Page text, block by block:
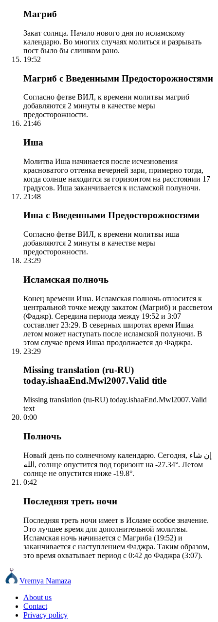
Магриб
Закат солнца. Начало нового дня по исламскому
календарю. Во многих случаях молиться и разрывать
пост было бы слишком рано.
19:52
Магриб с Введенными Предосторожностями
Согласно фетве ВИЛ, к времени молитвы магриб
добавляются 2 минуты в качестве меры
предосторожности.
21:46
Иша
Молитва Иша начинается после исчезновения
красноватого оттенка вечерней зари, примерно тогда,
когда солнце находится за горизонтом на расстоянии 17
градусов. Иша заканчивается к исламской полуночи.
21:48
Иша с Введенными Предосторожностями
Согласно фетве ВИЛ, к времени молитвы иша
добавляются 2 минуты в качестве меры
предосторожности.
23:29
Исламская полночь
Конец времени Иша. Исламская полночь относится к
центральной точке между закатом (Магриб) и рассветом
(Фаджр). Середина периода между 19:52 и 3:07
составляет 23:29. В северных широтах время Ишаа
летом может наступать после исламской полуночи. В
этом случае время Ишаа продолжается до Фаджра.
23:29
Missing translation (ru-RU)
today.ishaaEnd.Mwl2007.Valid title
Missing translation (ru-RU) today.ishaaEnd.Mwl2007.Valid
text
0:00
Полночь
Новый день по солнечному календарю. Сегодня, إن شاء
الله, солнце опустится под горизонт на -27.34°. Летом
солнце не опустится ниже -19.8°.
0:42
Последняя треть ночи
Последняя треть ночи имеет в Исламе особое значение.
Это лучшее время для дополнительной молитвы.
Исламская ночь начинается с Магриба (19:52) и
заканчивается с наступлением Фаджра. Таким образом,
это время охватывает период с 0:42 до Фаджра (3:07).
Vremya Namaza
About us
Contact
Privacy policy